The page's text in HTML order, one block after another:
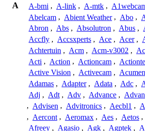
A A-bmi , A-link , A-mtk ,
Abelcam , Abient Weather , Abo ,
Abron , Abs , Absolutron , Abus ,
Accfly , Accsxperts , Ace , Acer ,
Achtertuin , Acm , Acm-v3002 ,
Acti , Action , Actioncam ,
Active Vision , Activecam , Acumen
Adamas , Adapter , Adata , Adc ,
Adj , Adt , Adv , Advance ,
, Advisen , Advitronics , Aecbl1 ,
, Aercont , Aeromax , Aes , Aetos ,
Afreey , Agasio , Agk , Agptek ,